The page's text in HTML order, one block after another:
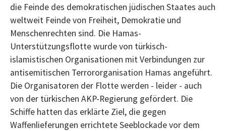
die Feinde des demokratischen jüdischen Staates auch
weltweit Feinde von Freiheit, Demokratie und
Menschenrechten sind. Die Hamas-
Unterstützungsflotte wurde von türkisch-
islamistischen Organisationen mit Verbindungen zur
antisemitischen Terrororganisation Hamas angeführt.
Die Organisatoren der Flotte werden - leider - auch
von der türkischen AKP-Regierung gefördert. Die
Schiffe hatten das erklärte Ziel, die gegen
Waffenlieferungen errichtete Seeblockade vor dem